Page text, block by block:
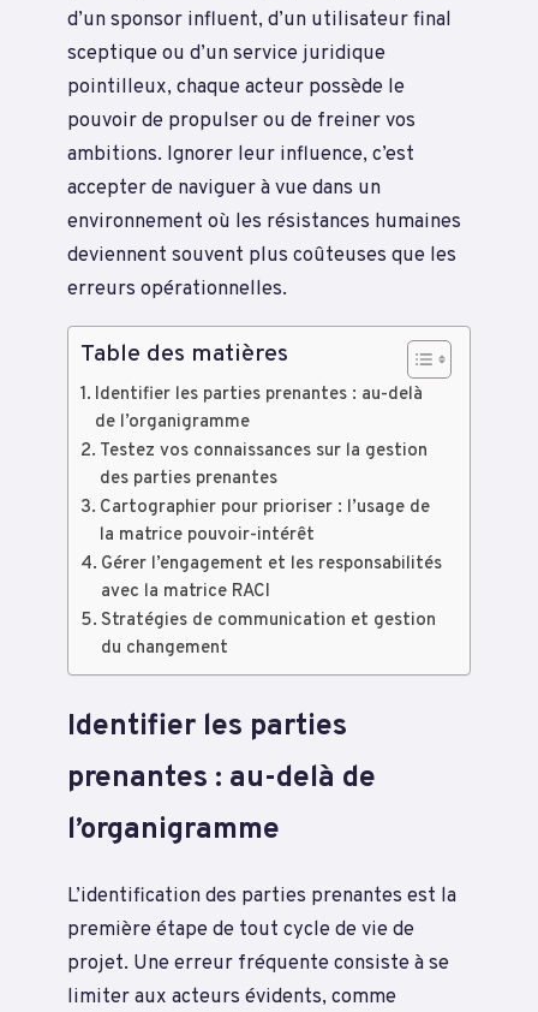
d’un sponsor influent, d’un utilisateur final
sceptique ou d’un service juridique
pointilleux, chaque acteur possède le
pouvoir de propulser ou de freiner vos
ambitions. Ignorer leur influence, c’est
accepter de naviguer à vue dans un
environnement où les résistances humaines
deviennent souvent plus coûteuses que les
erreurs opérationnelles.
Table des matières
Identifier les parties prenantes : au-delà
de l’organigramme
Testez vos connaissances sur la gestion
des parties prenantes
Cartographier pour prioriser : l’usage de
la matrice pouvoir-intérêt
Gérer l’engagement et les responsabilités
avec la matrice RACI
Stratégies de communication et gestion
du changement
Identifier les parties
prenantes : au-delà de
l’organigramme
L’identification des parties prenantes est la
première étape de tout cycle de vie de
projet. Une erreur fréquente consiste à se
limiter aux acteurs évidents, comme